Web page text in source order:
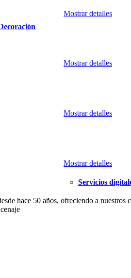
Servicios
Mostrar detalles
Mostrar detalles
Mostrar detalles
Mostrar detalles
hace 50 años, ofreciendo a